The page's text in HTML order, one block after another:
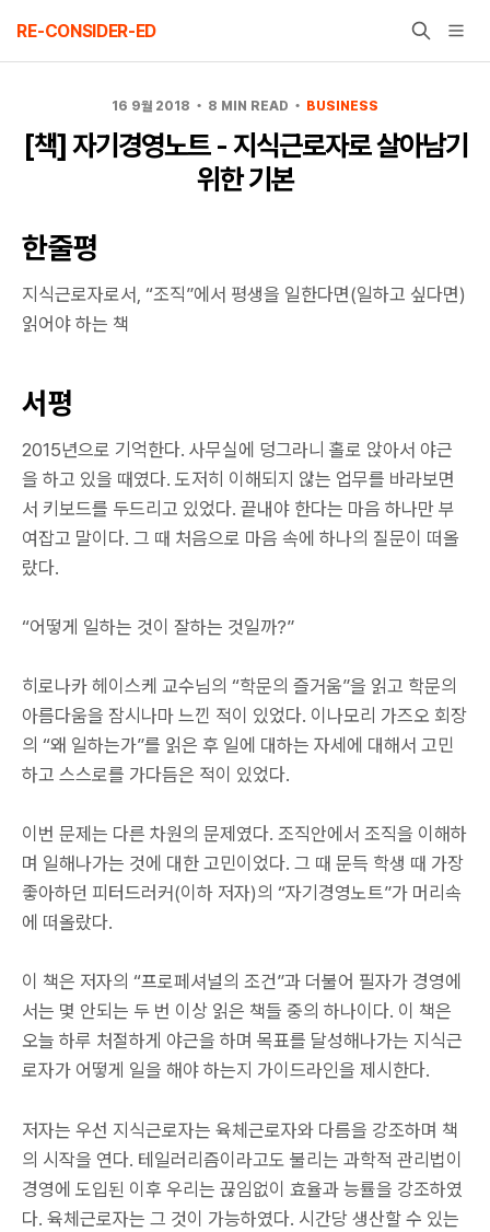
Skip
RE-CONSIDER-ED
16 9월 2018 8 MIN READ BUSINESS
[책] 자기경영노트 - 지식근로자로 살아남기
위한 기본
한줄평
지식근로자로서, “조직”에서 평생을 일한다면(일하고 싶다면)
읽어야 하는 책
서평
2015년으로 기억한다. 사무실에 덩그라니 홀로 앉아서 야근
을 하고 있을 때였다. 도저히 이해되지 않는 업무를 바라보면
서 키보드를 두드리고 있었다. 끝내야 한다는 마음 하나만 부
여잡고 말이다. 그 때 처음으로 마음 속에 하나의 질문이 떠올
랐다.
“어떻게 일하는 것이 잘하는 것일까?”
히로나카 헤이스케 교수님의 “학문의 즐거움”을 읽고 학문의
아름다움을 잠시나마 느낀 적이 있었다. 이나모리 가즈오 회장
의 “왜 일하는가”를 읽은 후 일에 대하는 자세에 대해서 고민
하고 스스로를 가다듬은 적이 있었다.
이번 문제는 다른 차원의 문제였다. 조직안에서 조직을 이해하
며 일해나가는 것에 대한 고민이었다. 그 때 문득 학생 때 가장
좋아하던 피터드러커(이하 저자)의 “자기경영노트”가 머리속
에 떠올랐다.
이 책은 저자의 “프로페셔널의 조건”과 더불어 필자가 경영에
서는 몇 안되는 두 번 이상 읽은 책들 중의 하나이다. 이 책은
오늘 하루 처절하게 야근을 하며 목표를 달성해나가는 지식근
로자가 어떻게 일을 해야 하는지 가이드라인을 제시한다.
저자는 우선 지식근로자는 육체근로자와 다름을 강조하며 책
의 시작을 연다. 테일러리즘이라고도 불리는 과학적 관리법이
경영에 도입된 이후 우리는 끊임없이 효율과 능률을 강조하였
다. 육체근로자는 그 것이 가능하였다. 시간당 생산할 수 있는